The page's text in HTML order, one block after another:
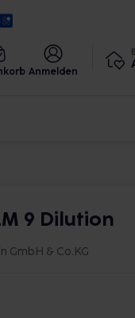
Anmelden
9 Dilution
GmbH & Co.KG